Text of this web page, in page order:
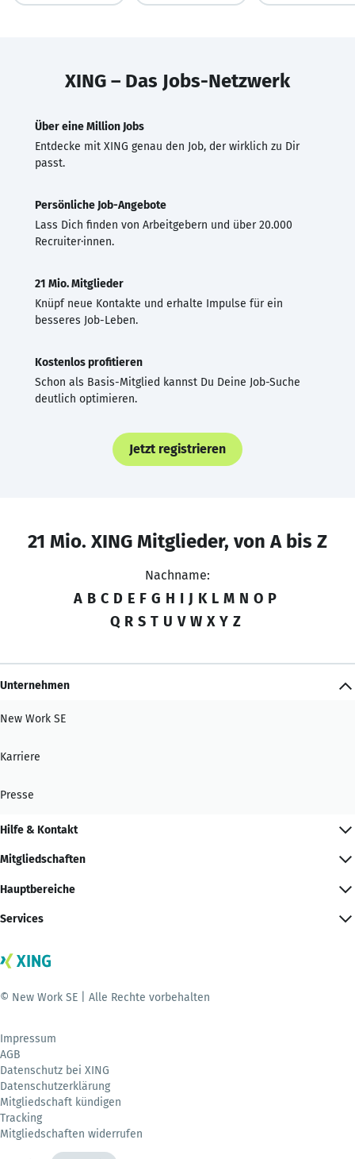
XING – Das Jobs-Netzwerk
Über eine Million Jobs
Entdecke mit XING genau den Job, der wirklich zu Dir
passt.
Persönliche Job-Angebote
Lass Dich finden von Arbeitgebern und über 20.000
Recruiter·innen.
21 Mio. Mitglieder
Knüpf neue Kontakte und erhalte Impulse für ein
besseres Job-Leben.
Kostenlos profitieren
Schon als Basis-Mitglied kannst Du Deine Job-Suche
deutlich optimieren.
Jetzt registrieren
21 Mio. XING Mitglieder, von A bis Z
Nachname:
A B C D E F G H I J K L M N O P
Q R S T U V W X Y Z
Unternehmen
New Work SE
Karriere
Presse
Hilfe & Kontakt
Mitgliedschaften
Hauptbereiche
Services
© New Work SE | Alle Rechte vorbehalten
Impressum
AGB
Datenschutz bei XING
Datenschutzerklärung
Mitgliedschaft kündigen
Tracking
Mitgliedschaften widerrufen